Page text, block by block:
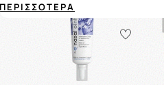
ΠΕΡΙΣΣΌΤΕΡΑ